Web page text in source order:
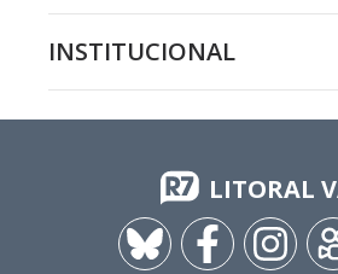
INSTITUCIONAL
LITORAL